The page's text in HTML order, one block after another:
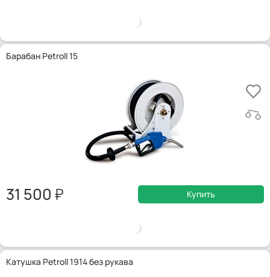
Барабан Petroll 15
31 500 Купить
Катушка Petroll 1914 без рукава